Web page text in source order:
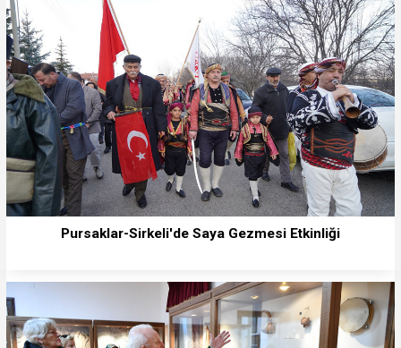
Pursaklar-Sirkeli'de Saya Gezmesi Etkinliği